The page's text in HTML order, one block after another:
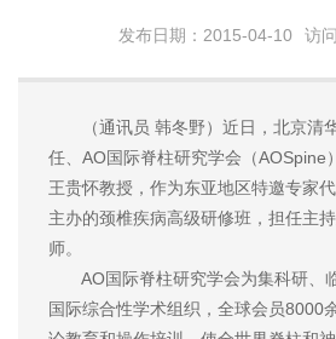
发布日期：2015-04-10 访
（通讯员 韩冬野）近日，北京清
任、AO国际脊柱研究学会（AOSpine
王贵怀教授，作为东亚地区特邀专家
主办的颈椎疾病高级研修班，担任主
师。
AO国际脊柱研究学会为集科研、
国际综合性学术组织，全球会员8000